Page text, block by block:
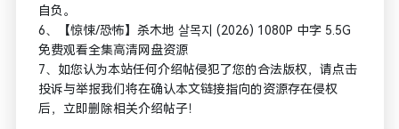
自负。
6、【惊悚/恐怖】杀木地 살목지 (2026) 1080P 中字 5.5G
免费观看全集高清网盘资源
7、如您认为本站任何介绍帖侵犯了您的合法版权，请点击
投诉与举报我们将在确认本文链接指向的资源存在侵权
后，立即删除相关介绍帖子！